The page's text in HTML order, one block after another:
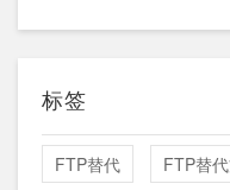
标签
FTP替代 FTP替